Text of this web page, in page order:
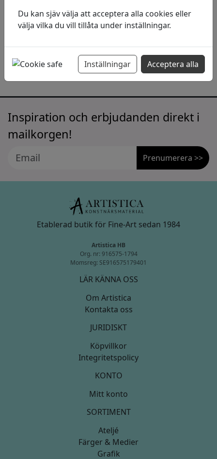
Gipsbinda Pebeo Gédéo
50kr I lager:
Inspiration och erbjudanden direkt i
mailkorgen!
Prenumerera >>
Etablerad butik för Fine-Art sedan 1984
Artistica HB
Org. nr: 916575-1794
Momsreg: SE916575179401
LÄR KÄNNA OSS
Om Artistica
Kontakta oss
JURIDISKT
Köpvillkor
Integritetspolicy
KONTO
Mitt konto
SORTIMENT
Ateljé
Färger & Medier
Grafik
Du kan sjäv välja att acceptera alla cookies eller
välja vilka du vill tillåta under inställningar.
Inställningar Acceptera alla